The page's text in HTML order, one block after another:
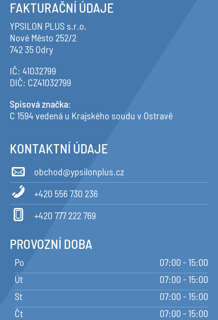
FAKTURAČNÍ ÚDAJE
YPSILON PLUS s.r.o.
Nové Město 252/2
742 35 Odry
IČ: 41032799
DIČ: CZ41032799
Spisová značka:
C 1594 vedená u Krajského soudu v Ostravě
KONTAKTNÍ ÚDAJE
obchod@ypsilonplus.cz
+420 556 730 236
+420 777 222 769
PROVOZNÍ DOBA
Po
07:00 - 15:00
Út
07:00 - 15:00
St
07:00 - 15:00
Čt
07:00 - 15:00